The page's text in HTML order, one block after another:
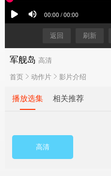
返回 刷新
军舰岛 高清
首页 动作片 影片介绍
播放选集 相关推荐
高清